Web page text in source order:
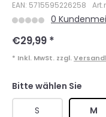
EAN: 5715595226258
0
€29,99 *
* Inkl. MwSt. zzgl.
Bitte wählen Sie
S M